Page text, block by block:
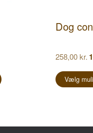
69,95 kr.
vare
kan
Dog
258,00kr.
Vælg